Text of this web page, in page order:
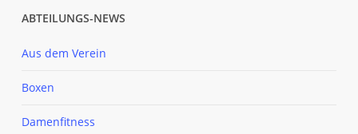
ABTEILUNGS-NEWS
Aus dem Verein
Boxen
Damenfitness